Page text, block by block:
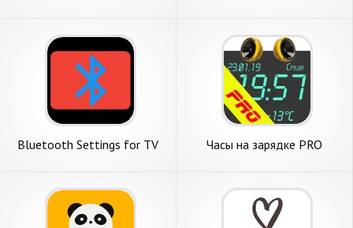
Bluetooth Settings for TV Часы на зарядке PRO